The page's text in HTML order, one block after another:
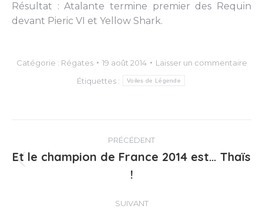
Résultat : Atalante termine premier des Requin
devant Pieric VI et Yellow Shark.
Catégorie : Régates 19 août 2014
Laisser un commentaire
Étiquettes :
Voiles de Légende
Navigation
article
PRÉCÉDENT
précédent
Et le champion de France 2014 est… Thaïs
!
SUIVANT